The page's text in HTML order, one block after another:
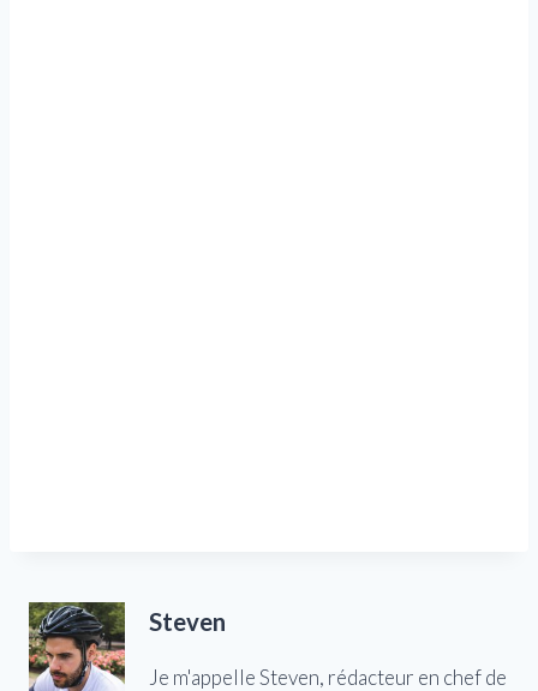
Steven
Je m'appelle Steven, rédacteur en chef de